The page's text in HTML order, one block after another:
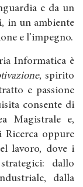
e da un
in un ambiente
e l’impegno.
Informatica è
, spirito
e passione
consente di
Magistrale e,
Ricerca oppure
lavoro, dove i
dallo
dalla